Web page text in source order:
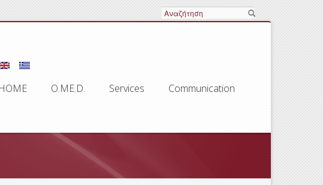
Search
HOME O.ME.D. Services Communication